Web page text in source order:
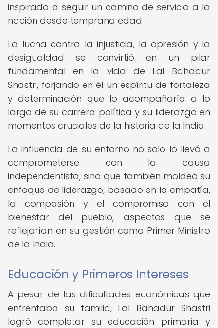
inspirado a seguir un camino de servicio a la
nación desde temprana edad.
La lucha contra la injusticia, la opresión y la
desigualdad se convirtió en un pilar
fundamental en la vida de Lal Bahadur
Shastri, forjando en él un espíritu de fortaleza
y determinación que lo acompañaría a lo
largo de su carrera política y su liderazgo en
momentos cruciales de la historia de la India.
La influencia de su entorno no solo lo llevó a
comprometerse con la causa
independentista, sino que también moldeó su
enfoque de liderazgo, basado en la empatía,
la compasión y el compromiso con el
bienestar del pueblo, aspectos que se
reflejarían en su gestión como Primer Ministro
de la India.
Educación y Primeros Intereses
A pesar de las dificultades económicas que
enfrentaba su familia, Lal Bahadur Shastri
logró completar su educación primaria y